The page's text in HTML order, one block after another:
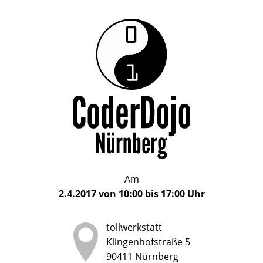
CoderDojo
Nürnberg
Das
CoderDojo
Nürnberg
ein
Club
für
Kinder
und
Jugendliche
Alter
bis
17
Am
2.4.2017von 10:00bis 17:00Uhr
tollwerkstatt
Klingenhofstraße 5
90411 Nürnberg